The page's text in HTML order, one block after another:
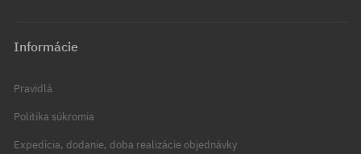
Informácie
Pravidlá
Politika súkromia
Expedícia, dodanie, doba realizácie objednávky